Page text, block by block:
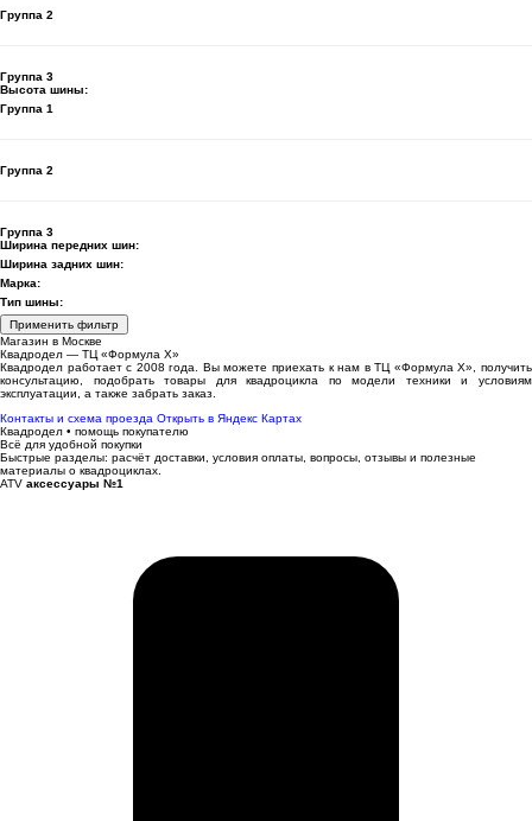
Группа 2
Группа 3
Высота шины:
Группа 1
Группа 2
Группа 3
Ширина передних шин:
Ширина задних шин:
Марка:
Тип шины:
Применить фильтр
Магазин в Москве
Квадродел — ТЦ «Формула Х»
Квадродел работает с 2008 года. Вы можете приехать к нам в ТЦ «Формула Х», получить
консультацию, подобрать товары для квадроцикла по модели техники и условиям
эксплуатации, а также забрать заказ.
Контакты и схема проезда Открыть в Яндекс Картах
Квадродел • помощь покупателю
Всё для удобной покупки
Быстрые разделы: расчёт доставки, условия оплаты, вопросы, отзывы и полезные
материалы о квадроциклах.
ATV аксессуары №1